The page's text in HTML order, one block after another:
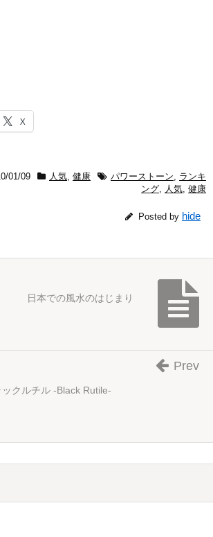
X
01/09 人気 健康 パワーストーン
ランキ
ング
人気 健康
Posted by hide
日本での風水のはじまり
ックルチル -Black Rutile-
Prev